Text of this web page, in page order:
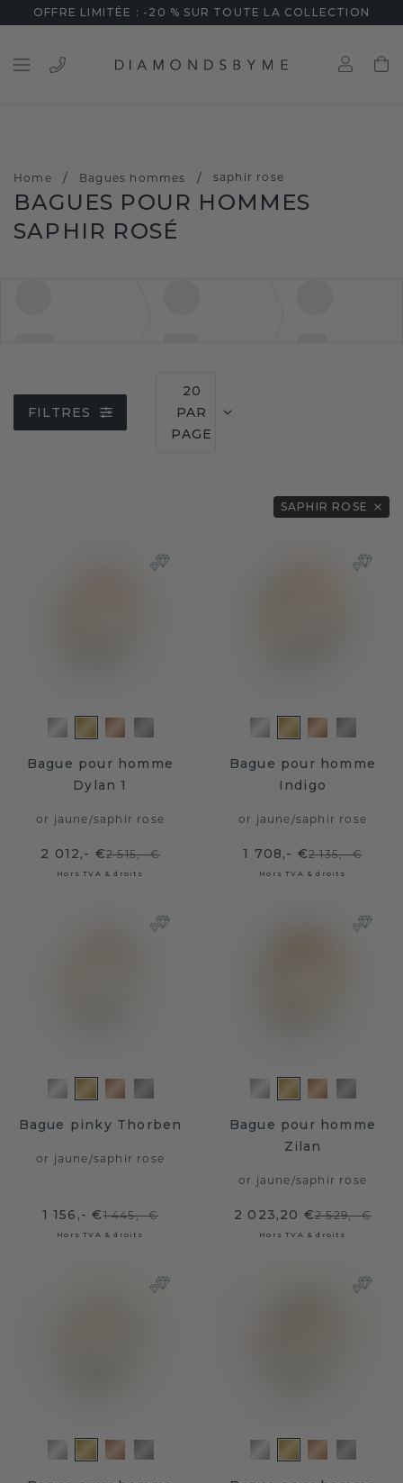
OFFRE LIMITÉE : -20 % SUR TOUTE LA COLLECTION
Home / Bagues hommes / saphir rose
BAGUES POUR HOMMES
SAPHIR ROSÉ
FILTRES
20
PAR
PAGE
SAPHIR ROSE
Bague pour homme
Dylan 1
or jaune/saphir rose
2 012,- €2 515,- €
Hors TVA & droits
Bague pour homme
Indigo
or jaune/saphir rose
1 708,- €2 135,- €
Hors TVA & droits
Bague pinky Thorben
or jaune/saphir rose
1 156,- €1 445,- €
Hors TVA & droits
Bague pour homme
Zilan
or jaune/saphir rose
2 023,20 €2 529,- €
Hors TVA & droits